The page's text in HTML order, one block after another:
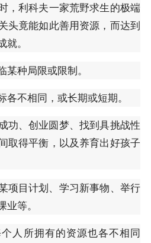
，利科夫一家荒野求生的极端
头竟能如此善用资源，而达到
。
某种局限或限制。
不相同，或长期或短期。
功、创业圆梦、找到具挑战性
取得平衡，以及养育出好孩子
项目计划、学习新事物、举行
等。
人所拥有的资源也各不相同